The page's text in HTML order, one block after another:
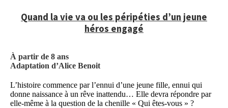
Quand la vie va ou les péripéties d’un jeune
héros engagé
À partir de 8 ans
Adaptation d’Alice Benoit
L’histoire commence par l’ennui d’une jeune fille, ennui qui
donne naissance à un rêve inattendu… Elle devra répondre par
elle-même à la question de la chenille « Qui êtes-vous » ?